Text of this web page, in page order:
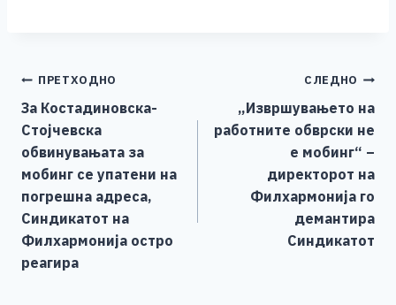
b
o
o
k
n
g
er
p
p
Li
n
k
Навигација
на
напис
ПРЕТХОДНО
За Костадиновска-
Стојчевска
oбвинувањата за
мобинг се упатени на
погрешна адреса,
Синдикатот на
Филхармонија остро
реагира
СЛЕДНО
„Извршувањето на
работните обврски не
е мобинг“ –
директорот на
Филхармонија го
демантира
Синдикатот